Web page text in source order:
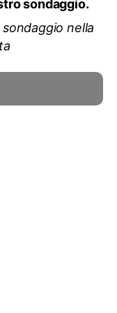
sondaggio.
nella